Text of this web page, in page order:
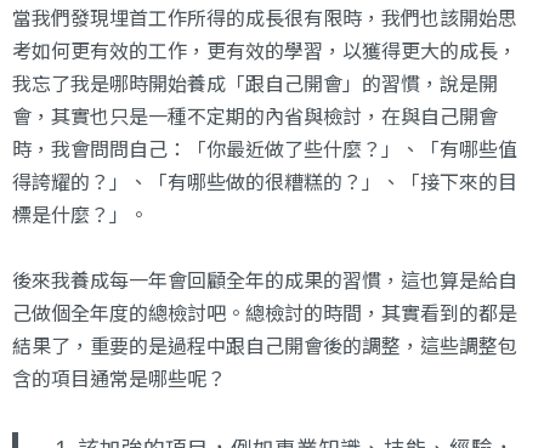
當我們發現埋首工作所得的成長很有限時，我們也該開始思
考如何更有效的工作，更有效的學習，以獲得更大的成長，
我忘了我是哪時開始養成「跟自己開會」的習慣，說是開
會，其實也只是一種不定期的內省與檢討，在與自己開會
時，我會問問自己：「你最近做了些什麼？」、「有哪些值
得誇耀的？」、「有哪些做的很糟糕的？」、「接下來的目
標是什麼？」。
後來我養成每一年會回顧全年的成果的習慣，這也算是給自
己做個全年度的總檢討吧。總檢討的時間，其實看到的都是
結果了，重要的是過程中跟自己開會後的調整，這些調整包
含的項目通常是哪些呢？